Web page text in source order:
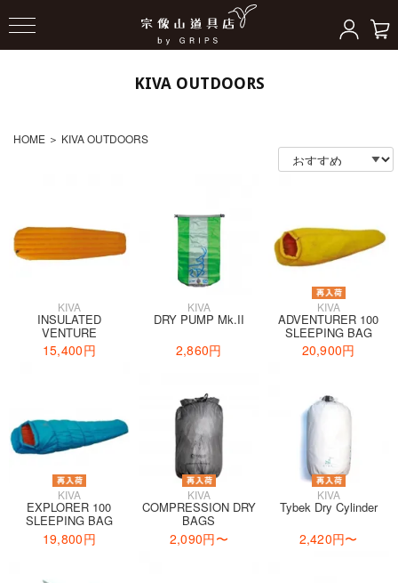
KIVA OUTDOORS
HOME ＞ KIVA OUTDOORS
KIVA
INSULATED
VENTURE
15,400円
KIVA
DRY PUMP Mk.II
2,860円
KIVA
ADVENTURER 100
SLEEPING BAG
20,900円
KIVA
EXPLORER 100
SLEEPING BAG
19,800円
KIVA
COMPRESSION DRY
BAGS
2,090円〜
KIVA
Tybek Dry Cylinder
2,420円〜